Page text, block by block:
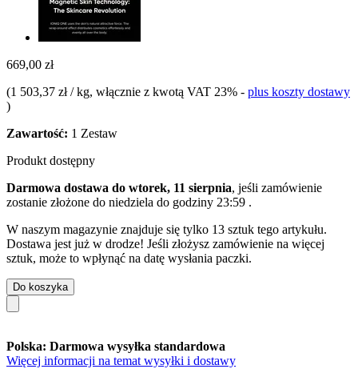
669,00 zł
(1 503,37 zł / kg, włącznie z kwotą VAT 23% - plus koszty dostawy
)
Zawartość: 1 Zestaw
Produkt dostępny
Darmowa dostawa do wtorek, 11 sierpnia, jeśli zamówienie
zostanie złożone do niedziela do godziny 23:59 .
W naszym magazynie znajduje się tylko 13 sztuk tego artykułu.
Dostawa jest już w drodze! Jeśli złożysz zamówienie na więcej
sztuk, może to wpłynąć na datę wysłania paczki.
Do koszyka
Polska: Darmowa wysyłka standardowa
Więcej informacji na temat wysyłki i dostawy